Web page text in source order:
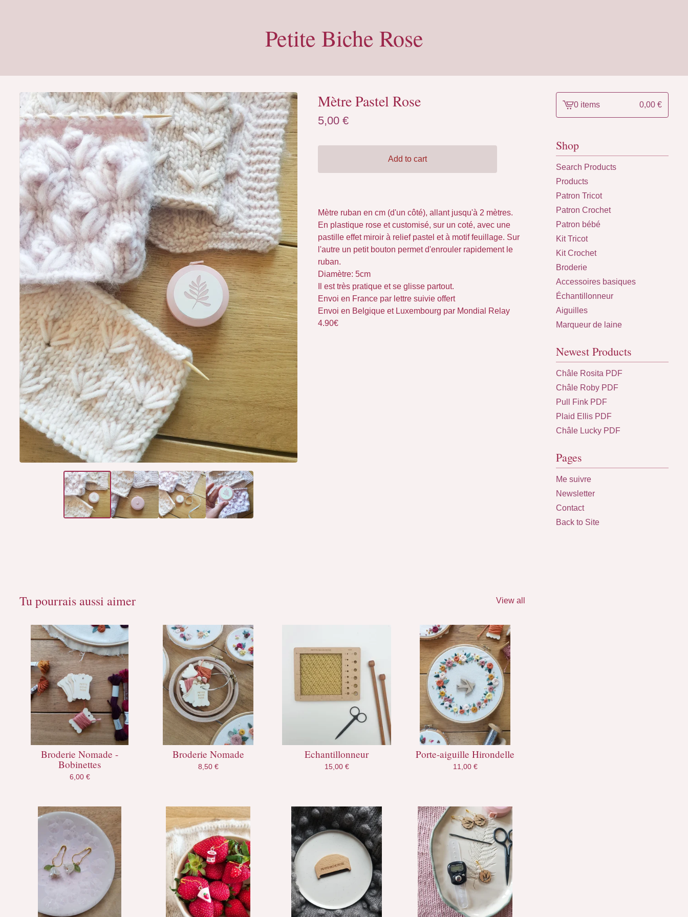
Petite Biche Rose
Mètre Pastel Rose
5,00€
Add to cart
Mètre ruban en cm (d'un côté), allant jusqu'à 2 mètres.
En plastique rose et customisé, sur un coté, avec une
pastille effet miroir à relief pastel et à motif feuillage. Sur
l'autre un petit bouton permet d'enrouler rapidement le
ruban.
Diamètre: 5cm
Il est très pratique et se glisse partout.
Envoi en France par lettre suivie offert
Envoi en Belgique et Luxembourg par Mondial Relay
4.90€
View
0 items 0,00 €
Shop
Search Products
Products
Patron Tricot
Patron Crochet
Patron bébé
Kit Tricot
Kit Crochet
Broderie
Accessoires basiques
Échantillonneur
Aiguilles
Marqueur de laine
Newest Products
Châle Rosita PDF
Châle Roby PDF
Pull Fink PDF
Plaid Ellis PDF
Châle Lucky PDF
Pages
Me suivre
Newsletter
Contact
Back to Site
Tu pourrais aussi aimer View all
Broderie Nomade -
Bobinettes
6,00 €
Broderie Nomade
8,50 €
Echantillonneur
15,00 €
Porte-aiguille Hirondelle
11,00 €